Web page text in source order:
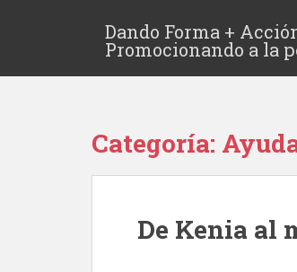
Dando Forma +
Promocionando a la
Categoría:
De Kenia al